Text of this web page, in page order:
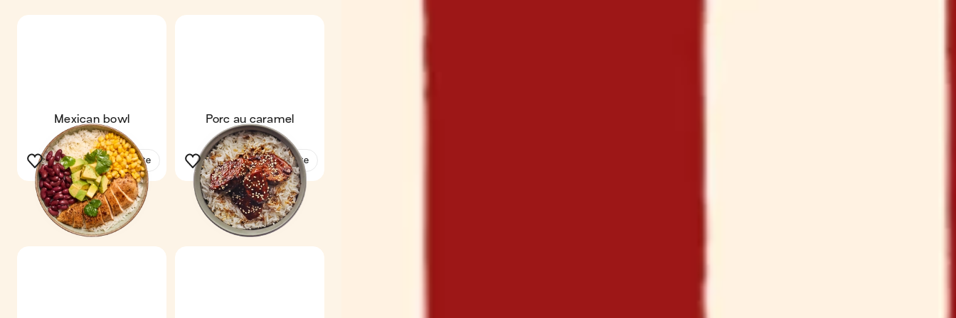
Mexican bowl
Voir la recette
Porc au caramel
Voir la recette